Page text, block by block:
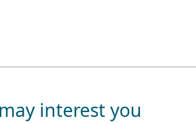
interest you